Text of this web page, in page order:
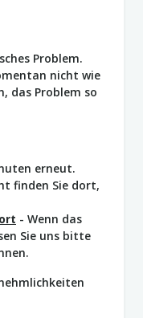
Problem.
nicht wie
das Problem so
erneut.
finden Sie dort,
- Wenn das
Sie uns bitte